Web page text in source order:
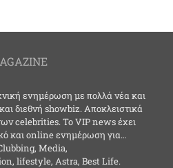
ενημέρωση με πολλά νέα και
διεθνή showbiz. Αποκλειστικά
celebrities. Το VIP news έχει
και online ενημέρωση για…
Media,
lifestyle, Astra, Best Life.